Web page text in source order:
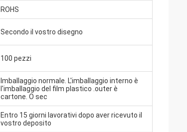
ROHS
Secondo il vostro disegno
100 pezzi
Imballaggio normale. L'imballaggio interno è
l'imballaggio del film plastico .outer è
cartone. O sec
Entro 15 giorni lavorativi dopo aver ricevuto il
vostro deposito